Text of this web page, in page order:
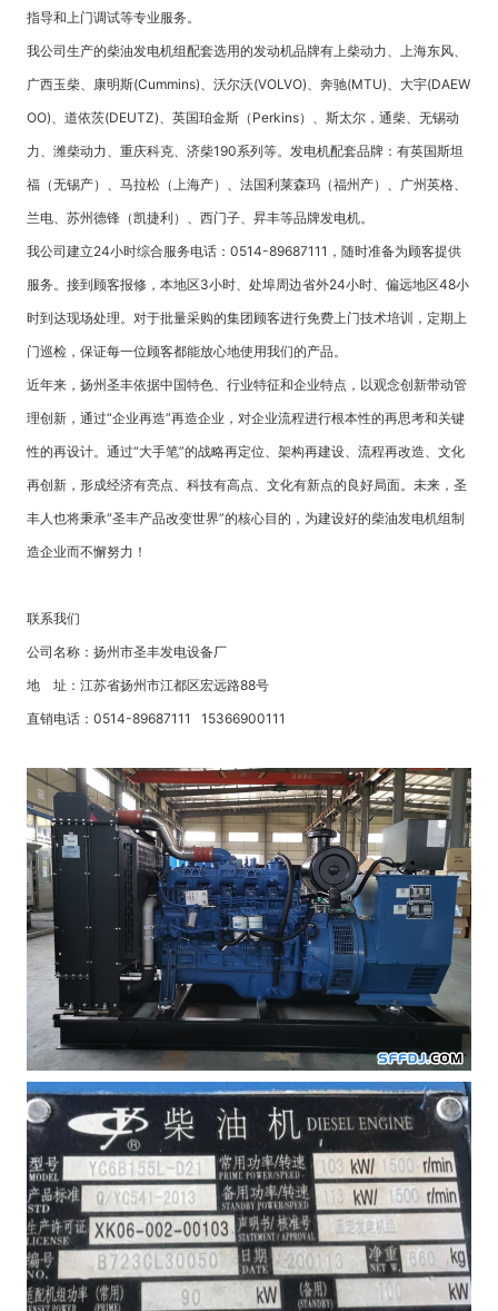
指导和上门调试等专业服务。
我公司生产的柴油发电机组配套选用的发动机品牌有上柴动力、上海东风、
广西玉柴、康明斯(Cummins)、沃尔沃(VOLVO)、奔驰(MTU)、大宇(DAEW
OO)、道依茨(DEUTZ)、英国珀金斯（Perkins）、斯太尔，通柴、无锡动
力、潍柴动力、重庆科克、济柴190系列等。发电机配套品牌：有英国斯坦
福（无锡产）、马拉松（上海产）、法国利莱森玛（福州产）、广州英格、
兰电、苏州德锋（凯捷利）、西门子、昇丰等品牌发电机。
我公司建立24小时综合服务电话：0514-89687111，随时准备为顾客提供
服务。接到顾客报修，本地区3小时、处埠周边省外24小时、偏远地区48小
时到达现场处理。对于批量采购的集团顾客进行免费上门技术培训，定期上
门巡检，保证每一位顾客都能放心地使用我们的产品。
近年来，扬州圣丰依据中国特色、行业特征和企业特点，以观念创新带动管
理创新，通过“企业再造”再造企业，对企业流程进行根本性的再思考和关键
性的再设计。通过“大手笔”的战略再定位、架构再建设、流程再改造、文化
再创新，形成经济有亮点、科技有高点、文化有新点的良好局面。未来，圣
丰人也将秉承“圣丰产品改变世界”的核心目的，为建设好的柴油发电机组制
造企业而不懈努力！
联系我们
公司名称：扬州市圣丰发电设备厂
地 址：江苏省扬州市江都区宏远路88号
直销电话：0514-89687111 15366900111